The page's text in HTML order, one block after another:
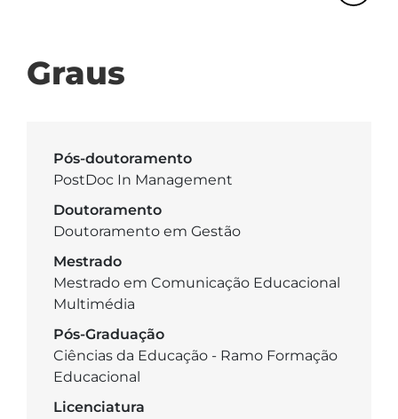
Graus
Pós-doutoramento
PostDoc In Management
Doutoramento
Doutoramento em Gestão
Mestrado
Mestrado em Comunicação Educacional
Multimédia
Pós-Graduação
Ciências da Educação - Ramo Formação
Educacional
Licenciatura